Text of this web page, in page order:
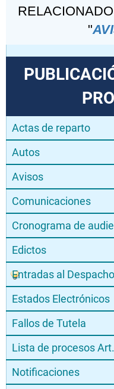
"
Actas de reparto
Autos
Avisos
Comunicaciones
Cronograma de
Edictos
Entradas al Despacho
Estados Electrónicos
Fallos de Tutela
Lista de procesos
Notificaciones